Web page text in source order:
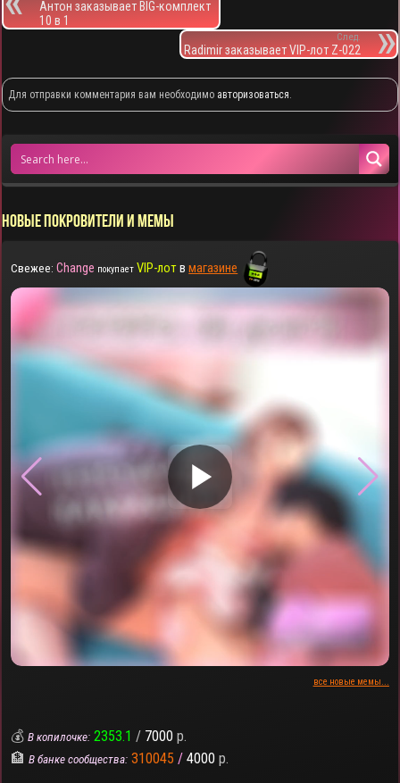
Антон заказывает BIG-комплект
10 в 1
След.
Radimir заказывает VIP-лот Z-022
Для отправки комментария вам необходимо авторизоваться.
НОВЫЕ ПОКРОВИТЕЛИ И МЕМЫ
Свежее: Change покупает VIP-лотвмагазине
▶
все новые мемы...
💰В копилочке: 2353.1 / 7000 р.
🏦В банке сообщества: 310045 / 4000 р.